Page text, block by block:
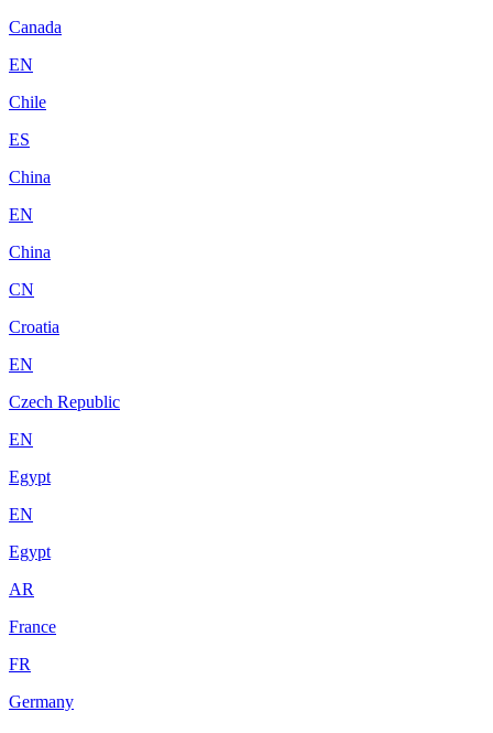
Canada
EN
Chile
ES
China
EN
China
CN
Croatia
EN
Czech Republic
EN
Egypt
EN
Egypt
AR
France
FR
Germany